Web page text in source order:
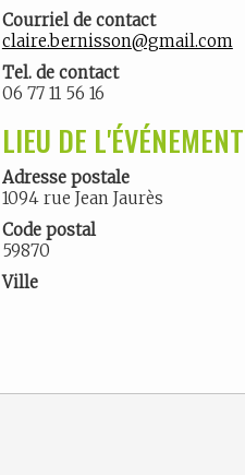
Courriel de contact
claire.bernisson@gmail.com
Tel. de contact
06 77 11 56 16
LIEU DE L'ÉVÉNEMENT
Adresse postale
1094 rue Jean Jaurès
Code postal
59870
Ville